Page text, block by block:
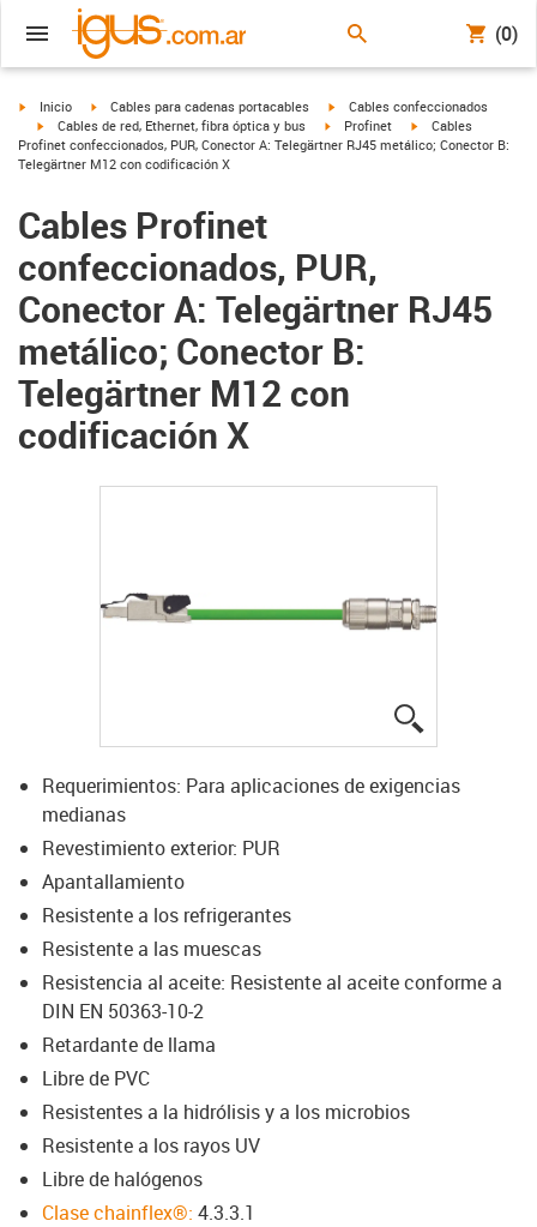
(0)
igus-icon-arrow-right
Inicio igus-icon-arrow-right
Cables para cadenas portacables igus-icon-arrow-right
Cables confeccionados
igus-icon-arrow-right
Cables de red, Ethernet, fibra óptica y bus igus-icon-arrow-right
Profinet igus-icon-arrow-
Cables
Profinet confeccionados, PUR, Conector A: Telegärtner RJ45 metálico; Conector B:
Telegärtner M12 con codificación X
Cables Profinet
confeccionados, PUR,
Conector A: Telegärtner RJ45
metálico; Conector B:
Telegärtner M12 con
codificación X
Requerimientos: Para aplicaciones de exigencias
medianas
Revestimiento exterior: PUR
Apantallamiento
Resistente a los refrigerantes
Resistente a las muescas
Resistencia al aceite: Resistente al aceite conforme a
DIN EN 50363-10-2
Retardante de llama
Libre de PVC
Resistentes a la hidrólisis y a los microbios
Resistente a los rayos UV
Libre de halógenos
Clase chainflex®: 4.3.3.1